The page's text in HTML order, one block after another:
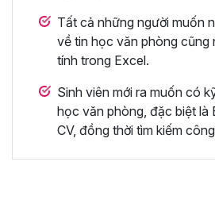
Tất cả những người muốn
về tin học văn phòng cũng
tính trong Excel.
Sinh viên mới ra muốn có
học văn phòng, đặc biệt là
CV, đồng thời tìm kiếm